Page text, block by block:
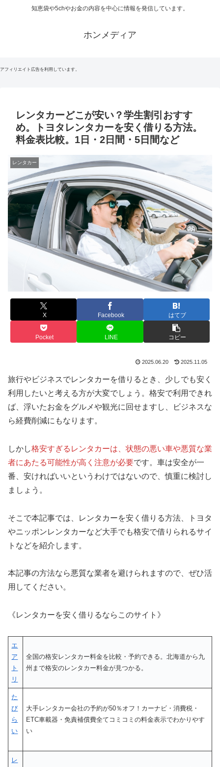
知恵袋や5chやお金の内容を中心に情報を発信しています。
ホンメディア
アフィリエイト広告を利用しています。
レンタカーどこが安い？学生割引おすす
め。トヨタレンタカーを安く借りる方法。
料金表比較。1日・2日間・5日間など
レンタカー
X Facebook はてブ
Pocket LINE コピー
2025.06.20 2025.11.05
旅行やビジネスでレンタカーを借りるとき、少しでも安く
利用したいと考える方が大変でしょう。格安で利用できれ
ば、浮いたお金をグルメや観光に回せますし、ビジネスな
ら経費削減にもなります。
しかし格安すぎるレンタカーは、状態の悪い車や悪質な業
者にあたる可能性が高く注意が必要です。車は安全が一
番、安ければいいというわけではないので、慎重に検討し
ましょう。
そこで本記事では、レンタカーを安く借りる方法、トヨタ
やニッポンレンタカーなど大手でも格安で借りられるサイ
トなどを紹介します。
本記事の方法なら悪質な業者を避けられますので、ぜひ活
用してください。
《レンタカーを安く借りるならこのサイト》
エ
ア
ト
リ
全国の格安レンタカー料金を比較・予約できる。北海道から九
州まで格安のレンタカー料金が見つかる。
た
び
ら
い
大手レンタカー会社の予約が50％オフ！カーナビ・消費税・
ETC車載器・免責補償費全てコミコミの料金表示でわかりやす
い
レ